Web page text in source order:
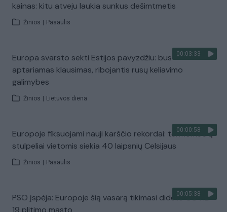
kainas: kitu atveju laukia sunkus dešimtmetis
Žinios Pasaulis
00:03:33
Europa svarsto sekti Estijos pavyzdžiu: bus
aptariamas klausimas, ribojantis rusų keliavimo
galimybes
Žinios Lietuvos diena
00:00:58
Europoje fiksuojami nauji karščio rekordai: termometrų
stulpeliai vietomis siekia 40 laipsnių Celsijaus
Žinios Pasaulis
00:05:38
PSO įspėja: Europoje šią vasarą tikimasi didelio COVID-